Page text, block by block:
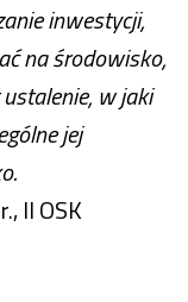
inwestycji,
na środowisko,
w jaki
jej
II OSK